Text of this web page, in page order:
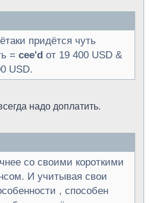
придётся чуть
= cee'd от 19 400 USD &
USD.
надо доплатить.
со своими короткими
И учитывая свои
, способен